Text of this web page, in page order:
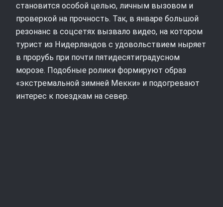
становится особой целью, личным вызовом и
проверкой на прочность. Так, в январе большой
резонанс в соцсетях вызвало видео, на котором
турист из Нидерландов с удовольствием ныряет
в прорубь при почти пятидесятиградусном
морозе. Подобные ролики формируют образ
«экстремальной зимней Мекки» и подогревают
интерес к поездкам на север.